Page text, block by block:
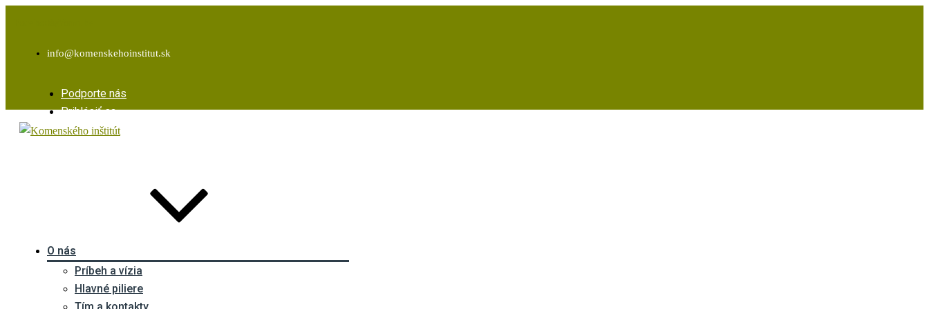
info@komenskehoinstitut.sk
Podporte nás
Prihlásiť sa
O nás
Príbeh a vízia
Hlavné piliere